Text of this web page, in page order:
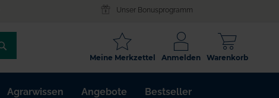
Unser Bonusprogramm
/
ARTIKELNR.
/
Warenkorb
Anmelden
Meine Merkzettel
Agrarwissen Angebote Bestseller